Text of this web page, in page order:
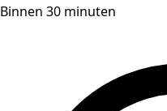
Binnen 30 minuten